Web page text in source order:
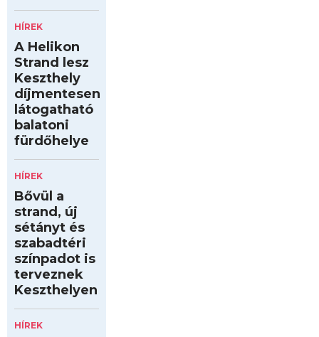
HÍREK
A Helikon
Strand lesz
Keszthely
díjmentesen
látogatható
balatoni
fürdőhelye
HÍREK
Bővül a
strand, új
sétányt és
szabadtéri
színpadot is
terveznek
Keszthelyen
HÍREK